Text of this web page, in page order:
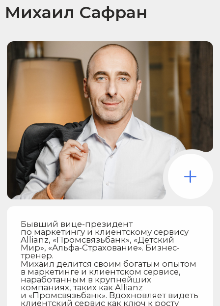
Allianz, «Промсвязьбанк», «Детский
Мир», «Альфа-Страхование». Бизнес-
тренер.
Михаил делится своим богатым опытом
в маркетинге и клиентском сервисе,
наработанным в крупнейших
компаниях, таких как Allianz
и «Промсвязьбанк». Вдохновляет видеть
клиентский сервис как ключ к росту
бизнеса, раскрывает практические
инструменты антикризисного
управления и показывает, как
современные технологии меняют
правила игры. Его тренинги — это
сочетание стратегии, инноваций
и живых кейсов, которые помогают
преодолевать вызовы и создавать
устойчивое развитие.
Максим Демидов